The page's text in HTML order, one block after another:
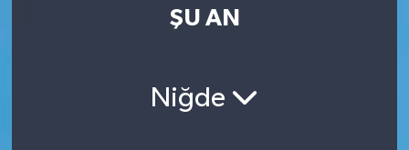
ŞU AN
Niğde
Son Dakika Haberleri